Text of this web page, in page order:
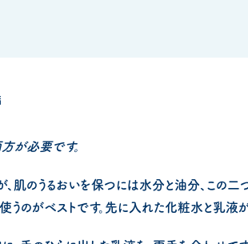
が必要です。
肌のうるおいを保つには水分と油分、この二
のがベストです。先に入れた化粧水と乳液が